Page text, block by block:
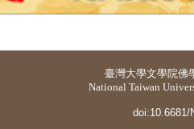
臺灣大學文學院佛
National Taiwan
doi:10.6681/